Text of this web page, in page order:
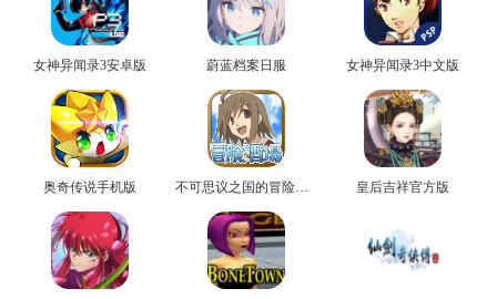
女神异闻录3安卓版 蔚蓝档案日服 女神异闻录3中文版
奥奇传说手机版 不可思议之国的冒险官方版 皇后吉祥官方版